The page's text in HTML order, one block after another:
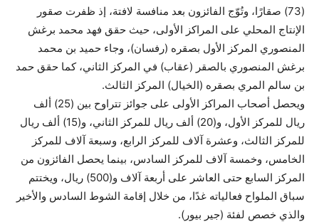
(73) صقارًا، وتُوّج الفائزون بعد منافسة لافتة، إذ ظفرت صقور
الإنتاج المحلي على المراكز الأولى، حيث حقق فهد محمد برغش
المنصوري المركز الأول بصقره (رفسان)، وجاء حميد بن محمد
برغش المنصوري بالصقر (عقاب) في المركز الثاني، كما حقق حمد
بن سالم المري بصقره (الخيال) المركز الثالث.
ويحصل أصحاب المراكز الأولى على جوائز تتراوح بين (25) ألف
ريال للمركز الأول، و(20) ألف ريال للمركز الثاني، و(15) ألف ريال
للمركز الثالث، وعشرة آلاف للمركز الرابع، وسبعة آلاف للمركز
الخامس، وخمسة آلاف للمركز السادس، بينما يحصل الفائزون من
المركز السابع حتى العاشر على أربعة آلاف و(500) ريال، ويختتم
سباق الملواح فعالياته غدًا، من خلال إقامة الشوط السادس والأخير
والذي خصص لفئة (جير بيور).